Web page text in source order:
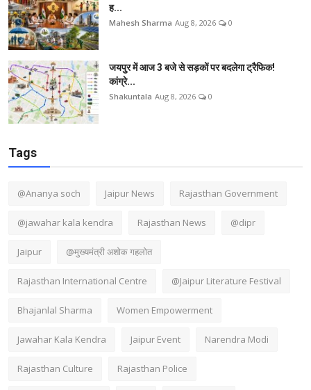
ह...
Mahesh Sharma Aug 8, 2026 0
जयपुर में आज 3 बजे से सड़कों पर बदलेगा ट्रैफिक!
कांग्रे...
Shakuntala Aug 8, 2026 0
Tags
@Ananya soch Jaipur News Rajasthan Government
@jawahar kala kendra Rajasthan News @dipr
Jaipur @मुख्यमंत्री अशोक गहलोत
Rajasthan International Centre @Jaipur Literature Festival
Bhajanlal Sharma Women Empowerment
Jawahar Kala Kendra Jaipur Event Narendra Modi
Rajasthan Culture Rajasthan Police